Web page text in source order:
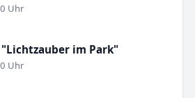
Uhr
im Park"
Uhr